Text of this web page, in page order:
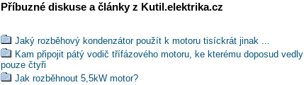
Příbuzné diskuse a články z Kutil.elektrika.cz
Jaký rozběhový kondenzátor použít k motoru tisíckrát jinak ...
Kam připojit pátý vodič třífázového motoru, ke kterému doposud vedly
pouze čtyři
Jak rozběhnout 5,5kW motor?